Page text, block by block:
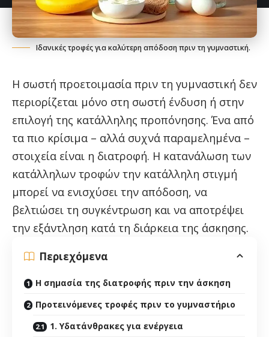
Ιδανικές τροφές για καλύτερη απόδοση πριν τη γυμναστική.
Η σωστή προετοιμασία πριν τη γυμναστική δεν
περιορίζεται μόνο στη σωστή ένδυση ή στην
επιλογή της κατάλληλης προπόνησης. Ένα από
τα πιο κρίσιμα – αλλά συχνά παραμελημένα –
στοιχεία είναι η διατροφή. Η κατανάλωση των
κατάλληλων τροφών την κατάλληλη στιγμή
μπορεί να ενισχύσει την απόδοση, να
βελτιώσει τη συγκέντρωση και να αποτρέψει
την εξάντληση κατά τη διάρκεια της άσκησης.
Περιεχόμενα
Η σημασία της διατροφής πριν την άσκηση
Προτεινόμενες τροφές πριν το γυμναστήριο
1. Υδατάνθρακες για ενέργεια